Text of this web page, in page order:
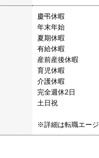
慶弔休暇
年末年始
夏期休暇
有給休暇
産前産後休暇
育児休暇
介護休暇
完全週休2日
土日祝
※詳細は転職エージ